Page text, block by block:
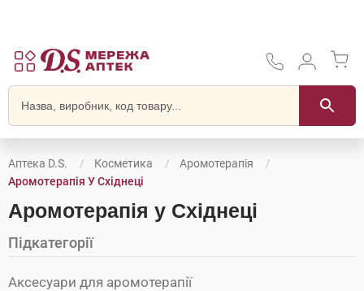
Аптека D.S. Косметика
Аромотерапія
Аромотерапія У Східнеці
Аромотерапія у Східнеці
Підкатегорії
Аксесуари для аромотерапії